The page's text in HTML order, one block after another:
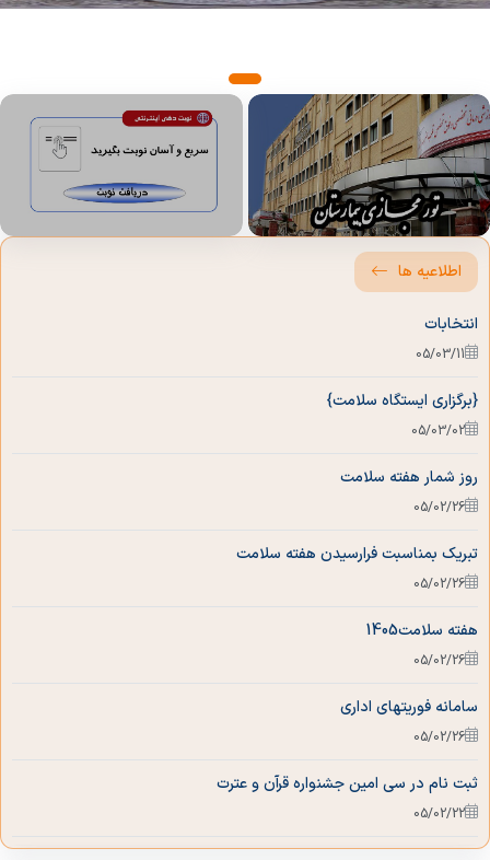
منشور حقوق بیمار
مراحل پذیرش بیماران
بیمه های طرف قرارداد
راهنمای طبقات
راهنمای دریافت نوبت از درمانگاه
ارتباط با ما
اطلاعیه ها
انتخابات
05/03/11
{برگزاری ایستگاه سلامت}
05/03/02
روز شمار هفته سلامت
05/02/26
تبریک بمناسبت فرارسیدن هفته سلامت
05/02/26
هفته سلامت1405
05/02/26
سامانه فوریتهای اداری
05/02/26
ثبت نام در سی امین جشنواره قرآن و عترت
05/02/22